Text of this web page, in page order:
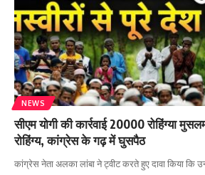
NEWS
सीएम योगी की कार्रवाई 20000 रोहिंग्या
रोहिंग्य, कांग्रेस के गढ़ में घुसपैठ
कांग्रेस नेता अलका लांबा ने ट्वीट करते हुए दावा किया कि